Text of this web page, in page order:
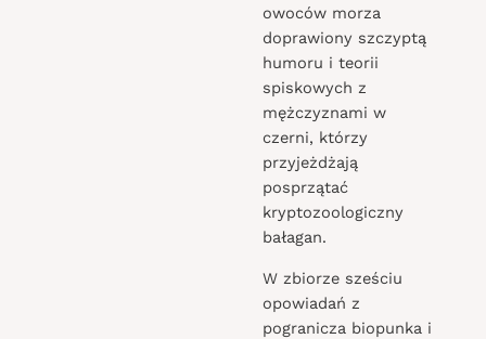
owoców morza
doprawiony szczyptą
humoru i teorii
spiskowych z
mężczyznami w
czerni, którzy
przyjeżdżają
posprzątać
kryptozoologiczny
bałagan.
W zbiorze sześciu
opowiadań z
pogranicza biopunka i